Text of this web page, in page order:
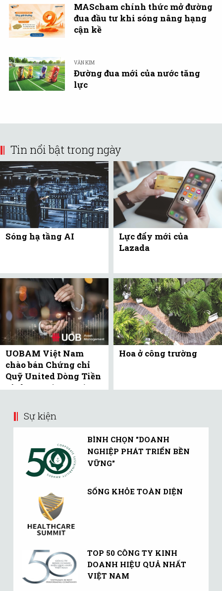
MAScham chính thức mở đường
đua đầu tư khi sóng nâng hạng
cận kề
VĂN KIM
Đường đua mới của nước tăng
lực
Tin nổi bật trong ngày
Sóng hạ tầng AI
Lực đẩy mới của
Lazada
UOBAM Việt Nam
chào bán Chứng chỉ
Quỹ United Dòng Tiền
Linh Hoạt (UMMF) ra
Hoa ở công trường
Sự kiện
BÌNH CHỌN "DOANH
NGHIỆP PHÁT TRIỂN BỀN
VỮNG"
SỐNG KHỎE TOÀN DIỆN
TOP 50 CÔNG TY KINH
DOANH HIỆU QUẢ NHẤT
VIỆT NAM